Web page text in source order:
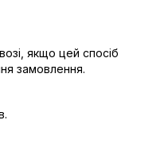
якщо цей спосіб
замовлення.